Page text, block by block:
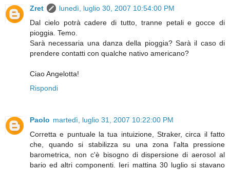
Zret
lunedì, luglio 30, 2007 10:54:00 PM
Dal cielo potrà cadere di tutto, tranne petali e gocce di
pioggia. Temo.
Sarà necessaria una danza della pioggia? Sarà il caso di
prendere contatti con qualche nativo americano?
Ciao Angelotta!
Rispondi
Paolo martedì, luglio 31, 2007 10:22:00 PM
Corretta e puntuale la tua intuizione, Straker, circa il fatto
che, quando si stabilizza su una zona l'alta pressione
barometrica, non c'è bisogno di dispersione di aerosol al
bario ed altri componenti. Ieri mattina 30 luglio si stavano